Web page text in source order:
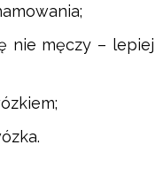
nie męczy – lepiej